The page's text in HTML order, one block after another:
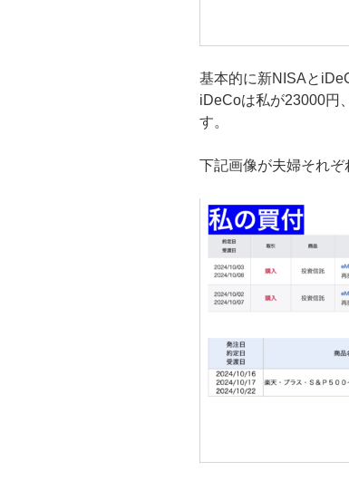
基本的に新NISAと
iDeCoは私が23000円
す。
下記画像が夫婦それぞ